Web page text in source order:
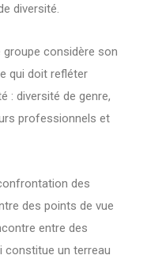
diversité.
groupe considère son
qui doit refléter
: diversité de genre,
professionnels et
des
des points de vue
entre des
constitue un terreau